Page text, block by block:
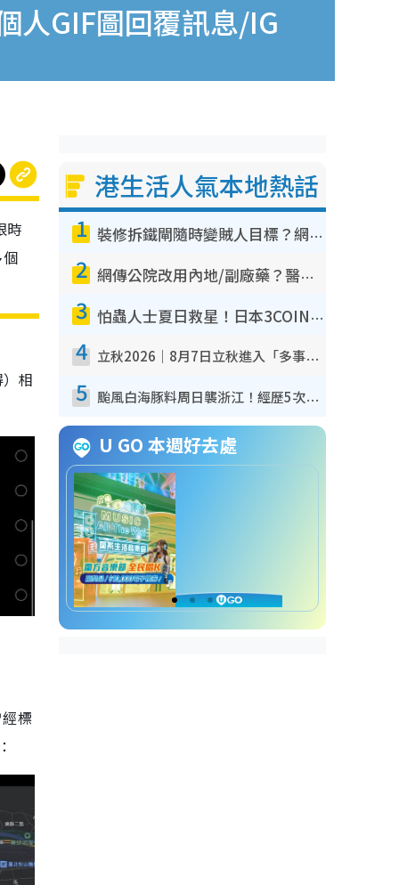
人GIF圖回覆訊息/IG
時
相
標
港生活人氣本地熱話
1 裝修拆鐵閘隨時變賊人目標？網民揭2大關鍵用途：裝新式等於白裝？附新舊鐵閘分別
2 網傳公院改用內地/副廠藥？醫生拆解正副廠分別 揭4類人換藥隨時出事
3 怕蟲人士夏日救星！日本3COINS爆紅驅蟲神器$45起 1招「全程免觸碰」輕鬆搞定小強
4 立秋2026｜8月7日立秋進入「多事之秋」 3件事唔做得！專家教6招開運 清枱頭／銀包納氣接好運
5 颱風白海豚料周日襲浙江！經歷5次「眼牆置換」極罕見 成登陸內地最長途颱風
U GO 本週好去處